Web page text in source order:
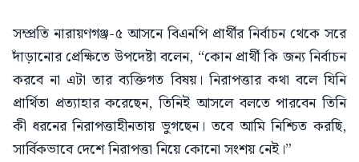
সম্প্রতি নারায়ণগঞ্জ-৫ আসনে বিএনপি প্রার্থীর নির্বাচন থেকে সরে
দাঁড়ানোর প্রেক্ষিতে উপদেষ্টা বলেন, “কোন প্রার্থী কি জন্য নির্বাচন
করবে না এটা তার ব্যক্তিগত বিষয়। নিরাপত্তার কথা বলে যিনি
প্রার্থিতা প্রত্যাহার করেছেন, তিনিই আসলে বলতে পারবেন তিনি
কী ধরনের নিরাপত্তাহীনতায় ভুগছেন। তবে আমি নিশ্চিত করছি,
সার্বিকভাবে দেশে নিরাপত্তা নিয়ে কোনো সংশয় নেই।”